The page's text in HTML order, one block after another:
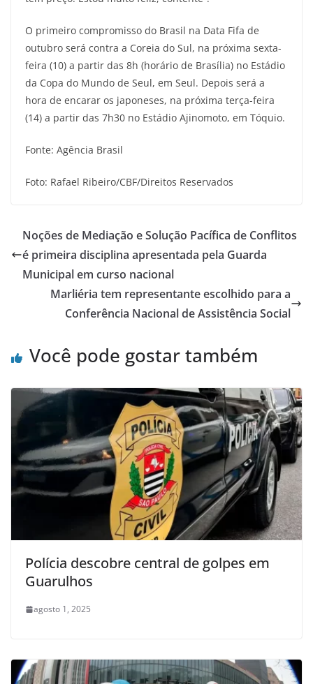
O primeiro compromisso do Brasil na Data Fifa de
outubro será contra a Coreia do Sul, na próxima sexta-
feira (10) a partir das 8h (horário de Brasília) no Estádio
da Copa do Mundo de Seul, em Seul. Depois será a
hora de encarar os japoneses, na próxima terça-feira
(14) a partir das 7h30 no Estádio Ajinomoto, em Tóquio.
Fonte: Agência Brasil
Foto: Rafael Ribeiro/CBF/Direitos Reservados
Noções de Mediação e Solução Pacífica de Conflitos
é primeira disciplina apresentada pela Guarda
Municipal em curso nacional
Marliéria tem representante escolhido para a
Conferência Nacional de Assistência Social
Você pode gostar também
Polícia descobre central de golpes em
Guarulhos
agosto 1, 2025